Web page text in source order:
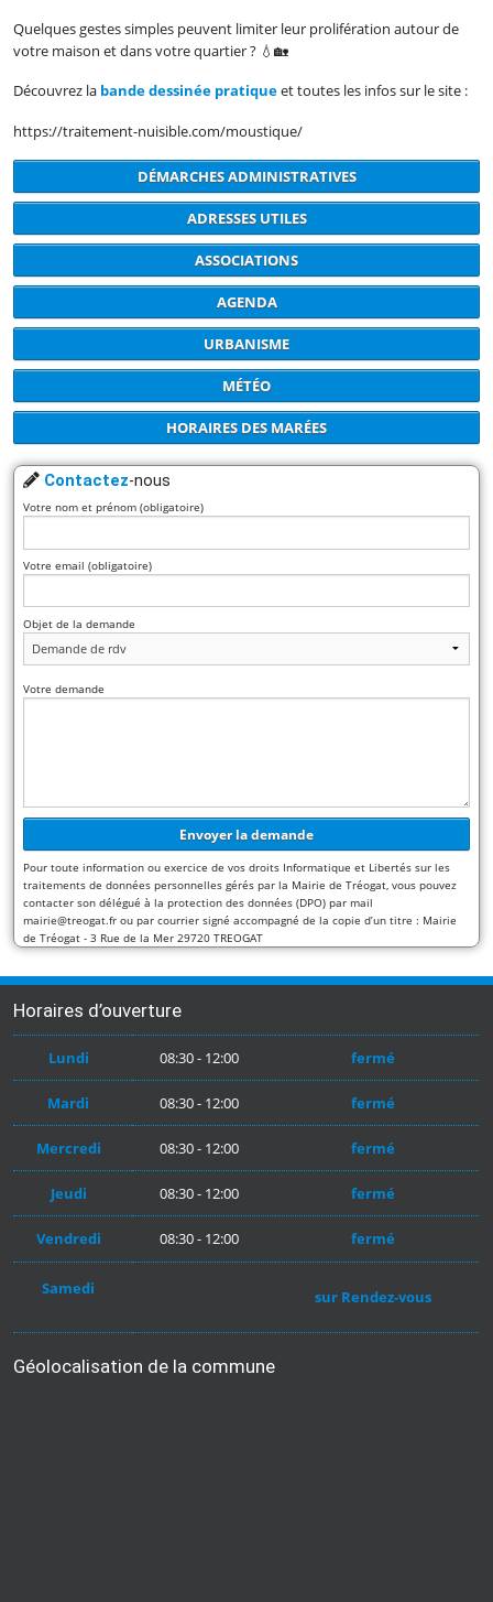
Quelques gestes simples peuvent limiter leur prolifération autour de
votre maison et dans votre quartier ? 💧🏡
Découvrez la bande dessinée pratiqueet toutes les infos sur le site :
https://traitement-nuisible.com/moustique/
DÉMARCHES ADMINISTRATIVES
ADRESSES UTILES
ASSOCIATIONS
AGENDA
URBANISME
MÉTÉO
HORAIRES DES MARÉES
Contactez-nous
Votre nom et prénom (obligatoire)
Votre email (obligatoire)
Objet de la demande
Votre demande
Pour toute information ou exercice de vos droits Informatique et Libertés sur les
traitements de données personnelles gérés par la Mairie de Tréogat, vous pouvez
contacter son délégué à la protection des données (DPO) par mail
mairie@treogat.fr ou par courrier signé accompagné de la copie d’un titre : Mairie
de Tréogat - 3 Rue de la Mer 29720 TREOGAT
Horaires d’ouverture
Lundi 08:30 - 12:00 fermé
Mardi 08:30 - 12:00 fermé
Mercredi 08:30 - 12:00 fermé
Jeudi 08:30 - 12:00 fermé
Vendredi 08:30 - 12:00 fermé
Samedi sur Rendez-vous
Géolocalisation de la commune